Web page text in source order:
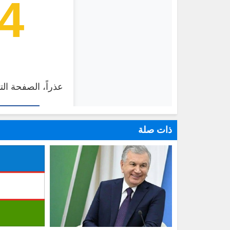
ذات صلة